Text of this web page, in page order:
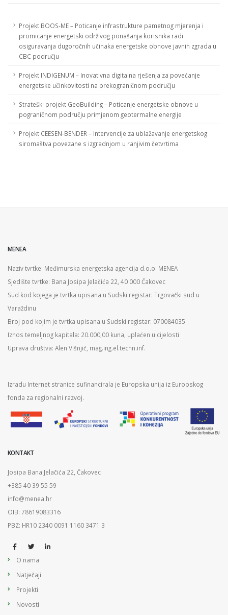
Projekt BOOS-ME – Poticanje infrastrukture pametnog mjerenja i
promicanje energetski održivog ponašanja korisnika radi
osiguravanja dugoročnih učinaka energetske obnove javnih zgrada u
CBC području
Projekt INDIGENUM – Inovativna digitalna rješenja za povećanje
energetske učinkovitosti na prekograničnom području
Strateški projekt GeoBuilding – Poticanje energetske obnove u
pograničnom području primjenom geotermalne energije
Projekt CEESEN-BENDER – Intervencije za ublažavanje energetskog
siromaštva povezane s izgradnjom u ranjivim četvrtima
MENEA
Naziv tvrtke: Međimurska energetska agencija d.o.o. MENEA
Sjedište tvrtke: Bana Josipa Jelačića 22, 40 000 Čakovec
Sud kod kojega je tvrtka upisana u Sudski registar: Trgovački sud u
Varaždinu
Broj pod kojim je tvrtka upisana u Sudski registar: 070084035
Iznos temeljnog kapitala: 20.000,00 kuna, uplaćen u cijelosti
Uprava društva: Alen Višnjić, mag.ing.el.techn.inf.
Izradu Internet stranice sufinancirala je Europska unija iz Europskog
fonda za regionalni razvoj.
KONTAKT
Josipa Bana Jelačića 22, Čakovec
+385 40 39 55 59
info@menea.hr
OIB: 78619083316
PBZ: HR10 2340 0091 1160 3471 3
O nama
Natječaji
Projekti
Novosti